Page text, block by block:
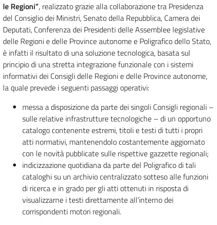
le Regioni”, realizzato grazie alla collaborazione tra Presidenza
del Consiglio dei Ministri, Senato della Repubblica, Camera dei
Deputati, Conferenza dei Presidenti delle Assemblee legislative
delle Regioni e delle Province autonome e Poligrafico dello Stato,
è infatti il risultato di una soluzione tecnologica, basata sul
principio di una stretta integrazione funzionale con i sistemi
informativi dei Consigli delle Regioni e delle Province autonome,
la quale prevede i seguenti passaggi operativi:
messa a disposizione da parte dei singoli Consigli regionali –
sulle relative infrastrutture tecnologiche – di un opportuno
catalogo contenente estremi, titoli e testi di tutti i propri
atti normativi, mantenendolo costantemente aggiornato
con le novità pubblicate sulle rispettive gazzette regionali;
indicizzazione quotidiana da parte del Poligrafico di tali
cataloghi su un archivio centralizzato sotteso alle funzioni
di ricerca e in grado per gli atti ottenuti in risposta di
visualizzarne i testi direttamente all’interno dei
corrispondenti motori regionali.